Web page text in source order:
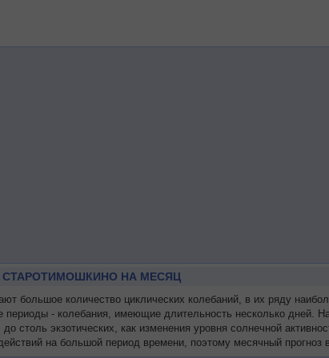
НА МЕСЯЦ
большое количество циклических колебаний, в их ряду
периоды - колебания, имеющие длительность несколько дней.
столь экзотических, как изменения уровня солнечной
на большой период времени, поэтому месячный прогноз